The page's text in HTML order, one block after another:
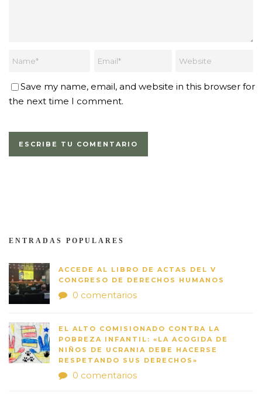
Save my name, email, and website in this browser for
the next time I comment.
ENTRADAS POPULARES
ACCEDE AL LIBRO DE ACTAS DEL V
CONGRESO DE DERECHOS HUMANOS
0 comentarios
EL ALTO COMISIONADO CONTRA LA
POBREZA INFANTIL: «LA ACOGIDA DE
NIÑOS DE UCRANIA DEBE HACERSE
RESPETANDO SUS DERECHOS»
0 comentarios